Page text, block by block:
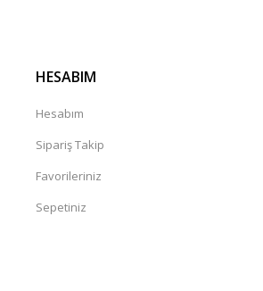
HESABIM
Hesabım
Sipariş Takip
Favorileriniz
Sepetiniz